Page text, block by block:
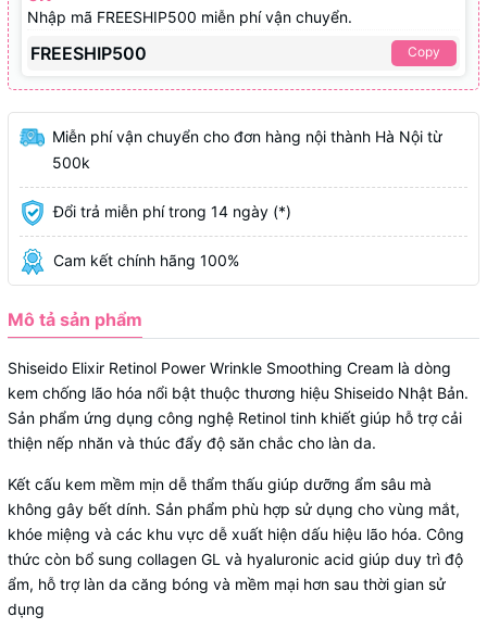
Nhập mã FREESHIP500 miễn phí vận chuyển.
FREESHIP500 Copy
Miễn phí vận chuyển cho đơn hàng nội thành Hà Nội từ
500k
Đổi trả miễn phí trong 14 ngày (*)
Cam kết chính hãng 100%
Mô tả sản phẩm
Shiseido Elixir Retinol Power Wrinkle Smoothing Cream là dòng
kem chống lão hóa nổi bật thuộc thương hiệu Shiseido Nhật Bản.
Sản phẩm ứng dụng công nghệ Retinol tinh khiết giúp hỗ trợ cải
thiện nếp nhăn và thúc đẩy độ săn chắc cho làn da.
Kết cấu kem mềm mịn dễ thẩm thấu giúp dưỡng ẩm sâu mà
không gây bết dính. Sản phẩm phù hợp sử dụng cho vùng mắt,
khóe miệng và các khu vực dễ xuất hiện dấu hiệu lão hóa. Công
thức còn bổ sung collagen GL và hyaluronic acid giúp duy trì độ
ẩm, hỗ trợ làn da căng bóng và mềm mại hơn sau thời gian sử
dụng